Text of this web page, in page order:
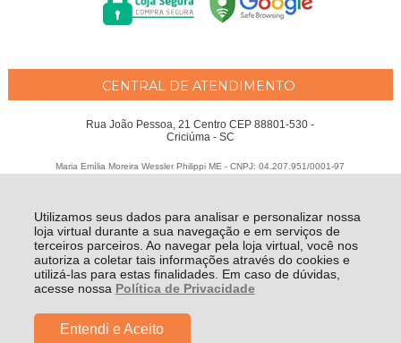
Utilizamos seus dados para analisar e personalizar nossa
loja virtual durante a sua navegação e em serviços de
terceiros parceiros. Ao navegar pela loja virtual, você nos
autoriza a coletar tais informações através do cookies e
utilizá-las para estas finalidades. Em caso de dúvidas,
acesse nossa Política de Privacidade
Entendi e Aceito
CENTRAL DE ATENDIMENTO
Rua João Pessoa, 21 Centro CEP 88801-530 -
Criciúma - SC
Maria Emília Moreira Wessler Philippi ME - CNPJ: 04.207.951/0001-97